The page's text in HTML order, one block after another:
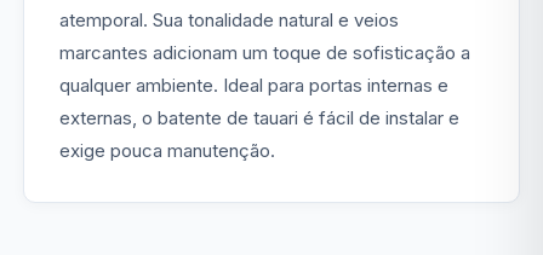
atemporal. Sua tonalidade natural e veios
marcantes adicionam um toque de sofisticação a
qualquer ambiente. Ideal para portas internas e
externas, o batente de tauari é fácil de instalar e
exige pouca manutenção.